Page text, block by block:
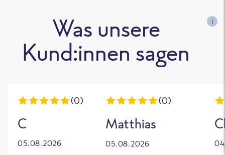
Was unsere
Kund:innen sagen
i
(0)
C
05.08.2026
(0)
Matthias
05.08.2026